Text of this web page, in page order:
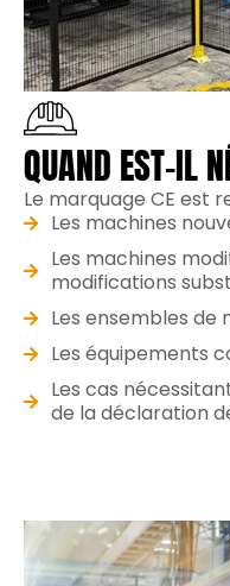
QUAND EST-IL
Le marquage CE est
Les machines
Les machines
modifications
Les ensembles de
Les équipements
Les cas
de la déclaration